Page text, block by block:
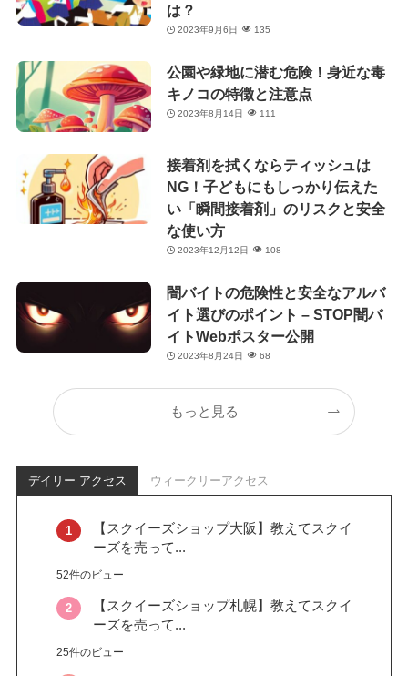
は？
2023年9月6日 135
公園や緑地に潜む危険！身近な毒
キノコの特徴と注意点
2023年8月14日 111
接着剤を拭くならティッシュは
NG！子どもにもしっかり伝えた
い「瞬間接着剤」のリスクと安全
な使い方
2023年12月12日 108
闇バイトの危険性と安全なアルバ
イト選びのポイント – STOP闇バ
イトWebポスター公開
2023年8月24日 68
もっと見る
デイリー アクセス ウィークリーアクセス
【スクイーズショップ大阪】教えてスクイ
ーズを売って...
52件のビュー
【スクイーズショップ札幌】教えてスクイ
ーズを売って...
25件のビュー